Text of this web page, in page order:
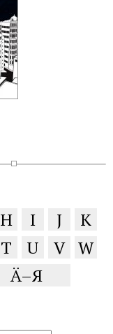
H I J
K
T U V W
Ä–Я